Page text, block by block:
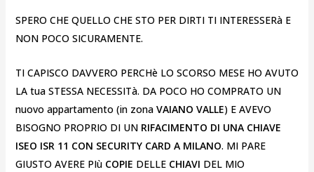
SPERO CHE QUELLO CHE STO PER DIRTI TI INTERESSERà E
NON POCO SICURAMENTE.
TI CAPISCO DAVVERO PERCHè LO SCORSO MESE HO AVUTO
LA tua STESSA NECESSITà. DA POCO HO COMPRATO UN
nuovo appartamento (in zona VAIANO VALLE) E AVEVO
BISOGNO PROPRIO DI UN RIFACIMENTO DI UNA CHIAVE
ISEO ISR 11 CON SECURITY CARD A MILANO. MI PARE
GIUSTO AVERE PIù COPIE DELLE CHIAVI DEL MIO